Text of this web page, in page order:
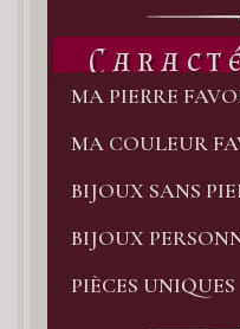
MA PIERRE
MA COULEUR
BIJOUX SANS
BIJOUX
PIÈCES UNIQUES